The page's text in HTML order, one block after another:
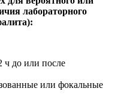
лабораторного
ч до или после
или фокальные